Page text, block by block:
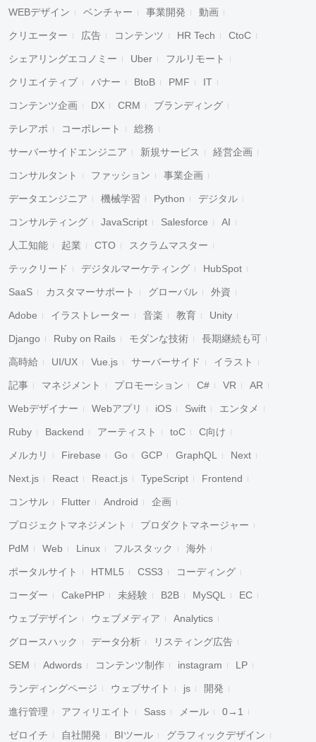
WEBデザイン ベンチャー 事業開発 動画
クリエーター 広告 コンテンツ HR Tech CtoC
シェアリングエコノミー Uber フルリモート
クリエイティブ バナー BtoB PMF IT
コンテンツ企画 DX CRM ブランディング
テレアポ コーポレート 総務
サーバーサイドエンジニア 新規サービス 経営企画
コンサルタント ファッション 事業企画
データエンジニア 機械学習 Python デジタル
コンサルティング JavaScript Salesforce AI
人工知能 起業 CTO スクラムマスター
テックリード デジタルマーケティング HubSpot
SaaS カスタマーサポート グローバル 外資
Adobe イラストレーター 音楽 教育 Unity
Django Ruby on Rails モダンな技術 長期継続も可
高時給 UI/UX Vue.js サーバーサイド イラスト
記事 マネジメント プロモーション C# VR AR
Webデザイナー Webアプリ iOS Swift エンタメ
Ruby Backend アーティスト toC C向け
メルカリ Firebase Go GCP GraphQL Next
Next.js React React.js TypeScript Frontend
コンサル Flutter Android 企画
プロジェクトマネジメント プロダクトマネージャー
PdM Web Linux フルスタック 海外
ポータルサイト HTML5 CSS3 コーディング
コーダー CakePHP 未経験 B2B MySQL EC
ウェブデザイン ウェブメディア Analytics
グロースハック データ分析 リスティング広告
SEM Adwords コンテンツ制作 instagram LP
ランディングページ ウェブサイト js 開発
進行管理 アフィリエイト Sass メール 0→1
ゼロイチ 自社開発 BIツール グラフィックデザイン